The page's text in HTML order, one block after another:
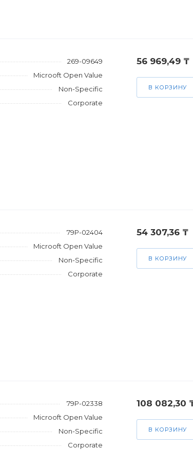
269-09649
Microoft Open Value
Non-Specific
Corporate
56 969,49 ₸
В КОРЗИНУ
79P-02404
Microoft Open Value
Non-Specific
Corporate
54 307,36 ₸
В КОРЗИНУ
79P-02338
Microoft Open Value
Non-Specific
Corporate
108 082,30
В КОРЗИНУ